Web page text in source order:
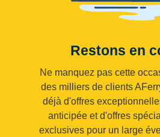
Restons en
Ne manquez pas cette
des milliers de clients
déjà d'offres
anticipée et d'offres
exclusives pour un large